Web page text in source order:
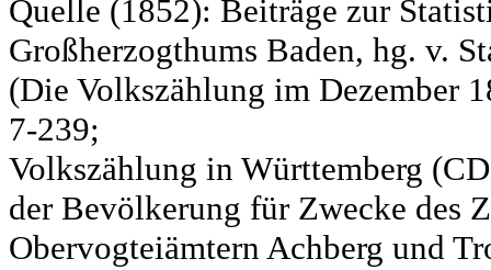
Quelle (1852): Beiträge zur
Großherzogthums Baden, hg. v.
(Die Volkszählung im Dezember
7-239;
Volkszählung in Württemberg
der Bevölkerung für Zwecke des
Obervogteiämtern Achberg und